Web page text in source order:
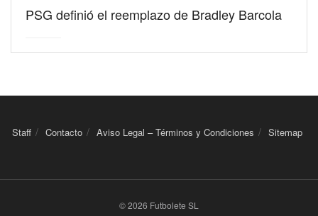
PSG definió el reemplazo de Bradley Barcola
Staff Contacto Aviso Legal – Términos y Condiciones Sitemap
© 2026 Futbolete SL